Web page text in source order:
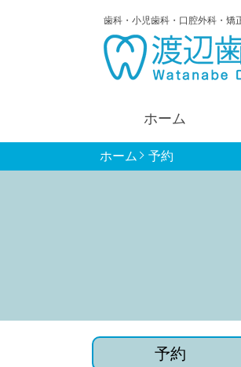
歯科・小児歯科・口腔外科・矯
ホーム
ホーム 予約
予約